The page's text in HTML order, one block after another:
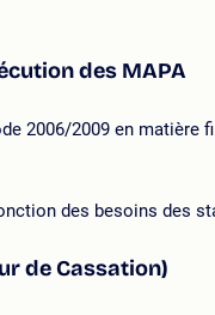
des MAPA
2006/2009 en matière
des besoins des
de Cassation)